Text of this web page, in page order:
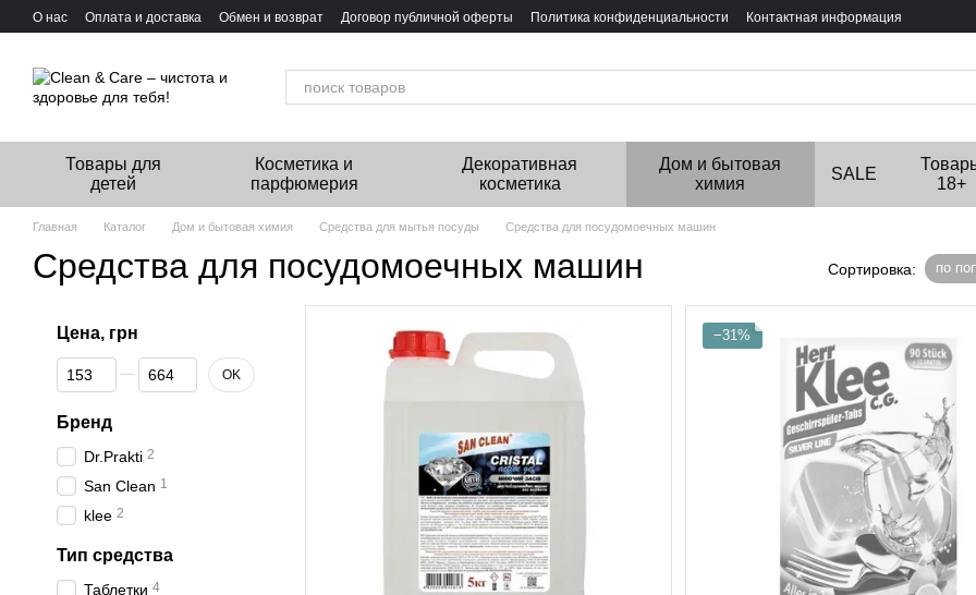
Перейти к основному контенту
О нас Оплата и доставка Обмен и возврат Договор публичной оферты Политика конфиденциальности Контактная информация
Товары для
детей
Косметика и
парфюмерия
Декоративная
косметика
Дом и бытовая
химия
SALE
18+
Главная Каталог Дом и бытовая химия Средства для мытья посуды Средства для посудомоечных машин
Средства для посудомоечных машин Сортировка: по
−31%
Цена, грн
От Цена, грн
До Цена, грн OK
Бренд
Dr.Prakti 2
San Clean 1
klee 2
Тип средства
Таблетки 4